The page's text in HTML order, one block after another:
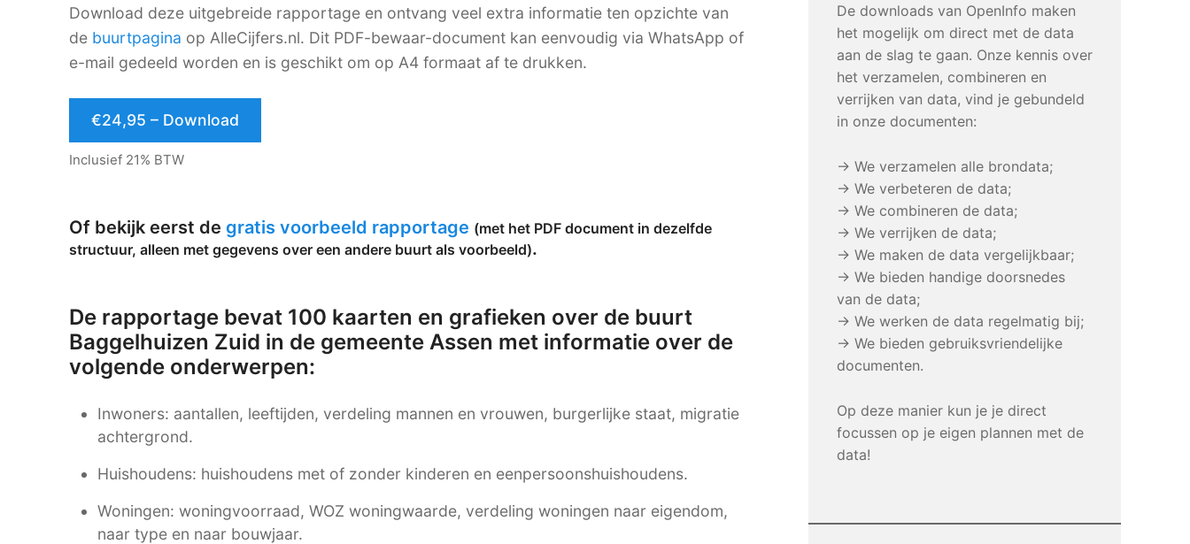
Download deze uitgebreide rapportage en ontvang veel extra informatie ten opzichte van
de buurtpagina op AlleCijfers.nl. Dit PDF-bewaar-document kan eenvoudig via WhatsApp of
e-mail gedeeld worden en is geschikt om op A4 formaat af te drukken.
€24,95 – Download
Inclusief 21% BTW
Of bekijk eerst de gratis voorbeeld rapportage (met het PDF document in dezelfde
structuur, alleen met gegevens over een andere buurt als voorbeeld).
De rapportage bevat 100 kaarten en grafieken over de buurt
Baggelhuizen Zuid in de gemeente Assen met informatie over de
volgende onderwerpen:
Inwoners: aantallen, leeftijden, verdeling mannen en vrouwen, burgerlijke staat, migratie
achtergrond.
Huishoudens: huishoudens met of zonder kinderen en eenpersoonshuishoudens.
Woningen: woningvoorraad, WOZ woningwaarde, verdeling woningen naar eigendom,
naar type en naar bouwjaar.
De downloads van OpenInfo maken
het mogelijk om direct met de data
aan de slag te gaan. Onze kennis over
het verzamelen, combineren en
verrijken van data, vind je gebundeld
in onze documenten:
→ We verzamelen alle brondata;
→ We verbeteren de data;
→ We combineren de data;
→ We verrijken de data;
→ We maken de data vergelijkbaar;
→ We bieden handige doorsnedes
van de data;
→ We werken de data regelmatig bij;
→ We bieden gebruiksvriendelijke
documenten.
Op deze manier kun je je direct
focussen op je eigen plannen met de
data!